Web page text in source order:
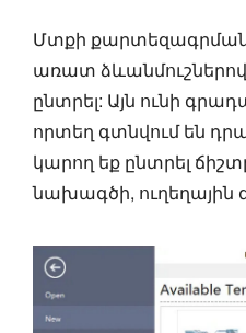
Մտքի քարտեզագրման
առատ
ընտրել: Այն ունի
որտեղ գտնվում են
կարող եք ընտրել
նախագծի, ուղեղային